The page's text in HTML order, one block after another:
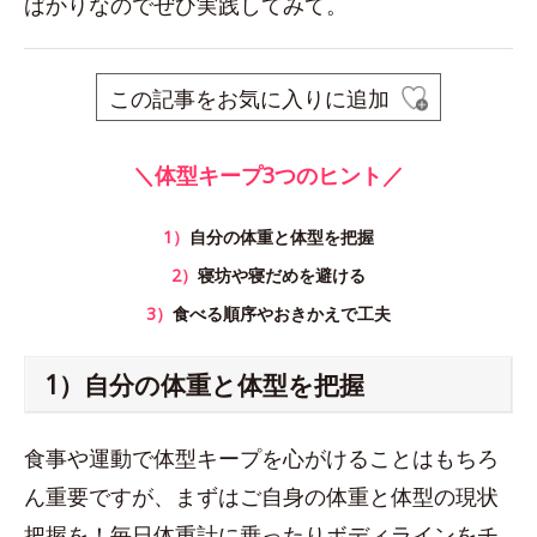
この記事をお気に入りに追加
＼体型キープ3つのヒント／
1） 自分の体重と体型を把握
2） 寝坊や寝だめを避ける
3） 食べる順序やおきかえで工夫
1）自分の体重と体型を把握
食事や運動で体型キープを心がけることはもちろ
ん重要ですが、まずはご自身の体重と体型の現状